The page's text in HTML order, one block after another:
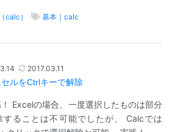
calc） 基本｜calc
2017.03.11
ルをCtrlキーで解除
！ Excelの場合、一度選択したものは部分
することは不可能でしたが、 Calcでは